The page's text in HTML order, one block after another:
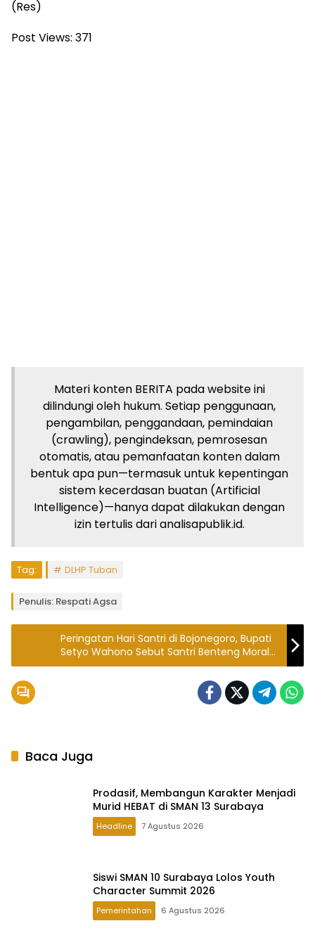
(Res)
Post Views: 371
Materi konten BERITA pada website ini
dilindungi oleh hukum. Setiap penggunaan,
pengambilan, penggandaan, pemindaian
(crawling), pengindeksan, pemrosesan
otomatis, atau pemanfaatan konten dalam
bentuk apa pun—termasuk untuk kepentingan
sistem kecerdasan buatan (Artificial
Intelligence)—hanya dapat dilakukan dengan
izin tertulis dari analisapublik.id.
Tag: DLHP Tuban
Penulis: Respati Agsa
Peringatan Hari Santri di Bojonegoro, Bupati
Setyo Wahono Sebut Santri Benteng Moral
dan Pelaku Sejarah Baru
Baca Juga
Prodasif, Membangun Karakter Menjadi
Murid HEBAT di SMAN 13 Surabaya
Headline 7 Agustus 2026
Siswi SMAN 10 Surabaya Lolos Youth
Character Summit 2026
Pemerintahan 6 Agustus 2026